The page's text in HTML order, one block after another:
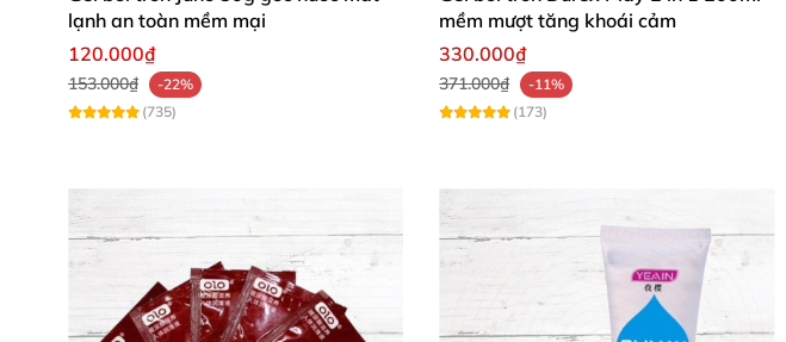
lạnh an toàn mềm mại
120.000₫
153.000₫
-22%
(735)
mềm mượt tăng khoái cảm
330.000₫
371.000₫
-11%
(173)